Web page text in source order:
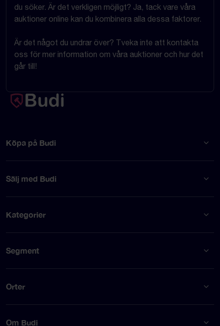
du söker. Är det verkligen möjligt? Ja, tack vare våra
auktioner online kan du kombinera alla dessa faktorer.
Är det något du undrar över? Tveka inte att kontakta
oss för mer information om våra auktioner och hur det
går till!
Köpa på Budi
Sälj med Budi
Kategorier
Segment
Orter
Om Budi